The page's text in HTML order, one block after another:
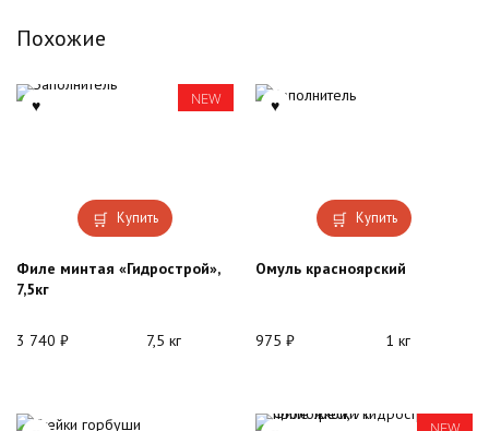
Похожие
NEW
Купить
Филе минтая «Гидрострой»,
7,5кг
3 740 ₽ 7,5 кг
Купить
Омуль красноярский
975 ₽ 1 кг